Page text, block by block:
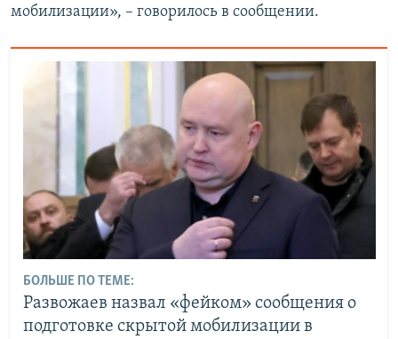
мобилизации», – говорилось в сообщении.
БОЛЬШЕ ПО ТЕМЕ:
Развожаев назвал «фейком» сообщения о
подготовке скрытой мобилизации в